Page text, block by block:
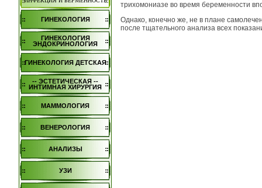
ГИНЕКОЛОГИЯ
ГИНЕКОЛОГИЯ
ЭНДОКРИНОЛОГИЯ
ГИНЕКОЛОГИЯ ДЕТСКАЯ
-- ЭСТЕТИЧЕСКАЯ --
ИНТИМНАЯ ХИРУРГИЯ
МАММОЛОГИЯ
ВЕНЕРОЛОГИЯ
АНАЛИЗЫ
УЗИ
трихомониазе во время беременности
Однако, конечно же, не в плане
после тщательного анализа всех